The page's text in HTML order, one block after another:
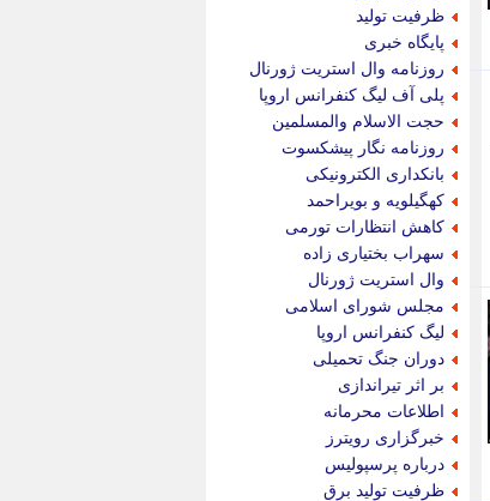
ظرفیت تولید
پایگاه خبری
روزنامه وال استریت ژورنال
پلی آف لیگ کنفرانس اروپا
حجت الاسلام والمسلمین
روزنامه نگار پیشکسوت
بانکداری الکترونیکی
کهگیلویه و بویراحمد
کاهش انتظارات تورمی
سهراب بختیاری زاده
وال استریت ژورنال
مجلس شورای اسلامی
لیگ کنفرانس اروپا
دوران جنگ تحمیلی
بر اثر تیراندازی
اطلاعات محرمانه
خبرگزاری رویترز
درباره پرسپولیس
ظرفیت تولید برق